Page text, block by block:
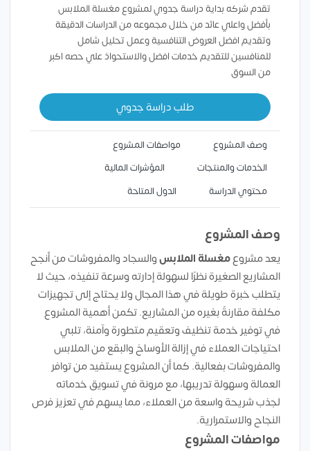
تقدم شركه بداية دراسة جدوي لمشروع مغسلة الملابس
بأفضل واعلي عائد من خلال مجموعه من الدراسات الدقيقة
وتقديم افضل العروض التنافسية وعمل تحليل شامل
للمنافسين للتقديم خدمات افضل والاستحواذ علي حصه اكبر
من السوق
طلب دراسة جدوي
وصف المشروع
مواصفات المشروع
الخدمات والمنتجات
المؤشرات المالية
محتوي الدراسة
الدول المتاحة
وصف المشروع
يعد مشروعمغسلة الملابسوالسجاد والمفروشات من أنجح
المشاريع الصغيرة نظرًا لسهولة إدارته وسرعة تنفيذه، حيث لا
يتطلب خبرة طويلة في هذا المجال ولا يحتاج إلى تجهيزات
مكلفة مقارنةً بغيره من المشاريع. تكمن أهمية المشروع
في توفير خدمة تنظيف وتعقيم متطورة وآمنة، تلبي
احتياجات العملاء في إزالة الأوساخ والبقع من الملابس
والمفروشات بفعالية. كما أن المشروع يستفيد من توافر
العمالة وسهولة تدريبها، مع مرونة في تسويق خدماته
لجذب شريحة واسعة من العملاء، مما يسهم في تعزيز فرص
النجاح والاستمرارية.
مواصفات المشروع